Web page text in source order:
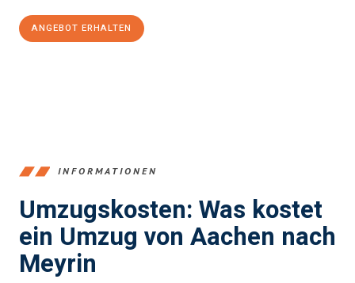
ANGEBOT ERHALTEN
INFORMATIONEN
Umzugskosten: Was kostet
ein Umzug von Aachen nach
Meyrin